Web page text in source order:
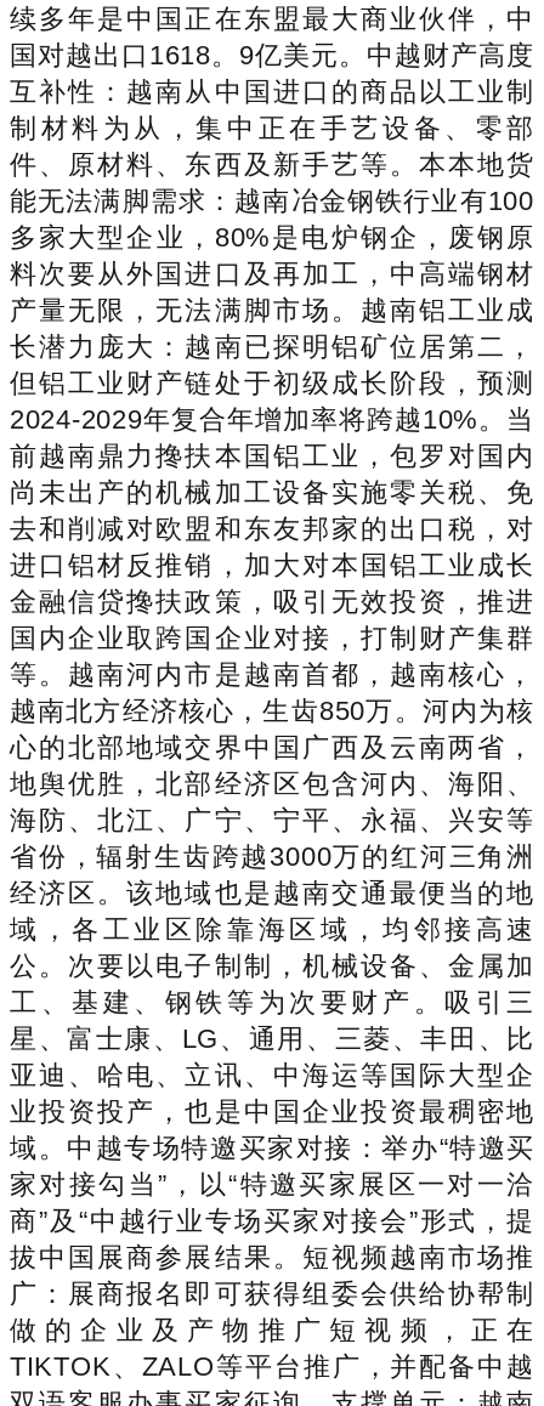
续多年是中国正在东盟最大商业伙伴，中
国对越出口1618。9亿美元。中越财产高度
互补性：越南从中国进口的商品以工业制
制材料为从，集中正在手艺设备、零部
件、原材料、东西及新手艺等。本本地货
能无法满脚需求：越南冶金钢铁行业有100
多家大型企业，80%是电炉钢企，废钢原
料次要从外国进口及再加工，中高端钢材
产量无限，无法满脚市场。越南铝工业成
长潜力庞大：越南已探明铝矿位居第二，
但铝工业财产链处于初级成长阶段，预测
2024-2029年复合年增加率将跨越10%。当
前越南鼎力搀扶本国铝工业，包罗对国内
尚未出产的机械加工设备实施零关税、免
去和削减对欧盟和东友邦家的出口税，对
进口铝材反推销，加大对本国铝工业成长
金融信贷搀扶政策，吸引无效投资，推进
国内企业取跨国企业对接，打制财产集群
等。越南河内市是越南首都，越南核心，
越南北方经济核心，生齿850万。河内为核
心的北部地域交界中国广西及云南两省，
地舆优胜，北部经济区包含河内、海阳、
海防、北江、广宁、宁平、永福、兴安等
省份，辐射生齿跨越3000万的红河三角洲
经济区。该地域也是越南交通最便当的地
域，各工业区除靠海区域，均邻接高速
公。次要以电子制制，机械设备、金属加
工、基建、钢铁等为次要财产。吸引三
星、富士康、LG、通用、三菱、丰田、比
亚迪、哈电、立讯、中海运等国际大型企
业投资投产，也是中国企业投资最稠密地
域。中越专场特邀买家对接：举办“特邀买
家对接勾当”，以“特邀买家展区一对一洽
商”及“中越行业专场买家对接会”形式，提
拔中国展商参展结果。短视频越南市场推
广：展商报名即可获得组委会供给协帮制
做的企业及产物推广短视频，正在
TIKTOK、ZALO等平台推广，并配备中越